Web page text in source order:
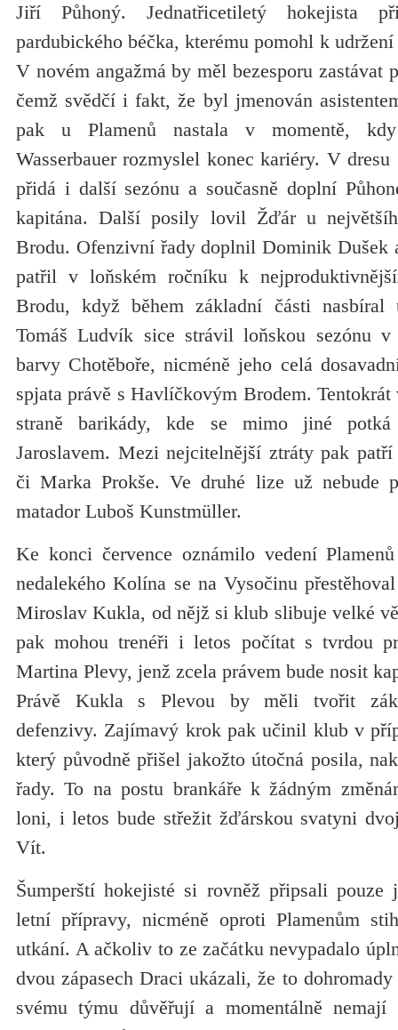
Jiří Půhoný. Jednatřicetiletý hokejista
pardubického béčka, kterému pomohl k
V novém angažmá by měl bezesporu zastávat
čemž svědčí i fakt, že byl jmenován
pak u Plamenů nastala v momentě,
Wasserbauer rozmyslel konec kariéry. V
přidá i další sezónu a současně doplní
kapitána. Další posily lovil Žďár u
Brodu. Ofenzivní řady doplnil Dominik Dušek
patřil v loňském ročníku k
Brodu, když během základní části nasbíral
Tomáš Ludvík sice strávil loňskou sezónu
barvy Chotěboře, nicméně jeho celá
spjata právě s Havlíčkovým Brodem. Tentokrát
straně barikády, kde se mimo jiné potká
Jaroslavem. Mezi nejcitelnější ztráty pak patří
či Marka Prokše. Ve druhé lize už nebude
matador Luboš Kunstmüller.
Ke konci července oznámilo vedení
nedalekého Kolína se na Vysočinu
Miroslav Kukla, od nějž si klub slibuje velké
pak mohou trenéři i letos počítat s tvrdou
Martina Plevy, jenž zcela právem bude nosit
Právě Kukla s Plevou by měli tvořit
defenzivy. Zajímavý krok pak učinil klub v
který původně přišel jakožto útočná posila,
řady. To na postu brankáře k žádným
loni, i letos bude střežit žďárskou svatyni
Vít.
Šumperští hokejisté si rovněž připsali
letní přípravy, nicméně oproti Plamenům
utkání. A ačkoliv to ze začátku nevypadalo
dvou zápasech Draci ukázali, že to
svému týmu důvěřují a momentálně